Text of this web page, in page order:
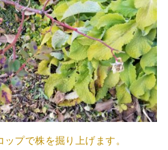
プで株を掘り上げます。